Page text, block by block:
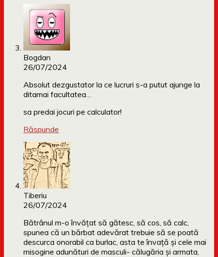
Bogdan
26/07/2024
Absolut dezgustator la ce lucruri s-a putut ajunge la
ditamai facultatea…
sa predai jocuri pe calculator!
Răspunde
Tiberiu
26/07/2024
Bătrânul m-o învățat să gătesc, să cos, să calc,
spunea că un bărbat adevărat trebuie să se poată
descurca onorabil ca burlac, asta te învață și cele mai
misogine adunături de masculi- călugăria și armata,